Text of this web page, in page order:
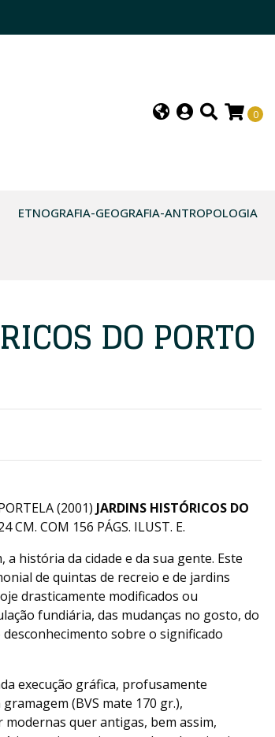
0
ETNOGRAFIA-GEOGRAFIA-ANTROPOLOGIA
DO PORTO
(2001) JARDINS HISTÓRICOS DO
CM. COM 156 PÁGS. ILUST. E.
história da cidade e da sua gente. Este
de quintas de recreio e de jardins
drasticamente modificados ou
fundiária, das mudanças no gosto, do
sobre o significado
execução gráfica, profusamente
(BVS mate 170 gr.),
quer antigas, bem assim,